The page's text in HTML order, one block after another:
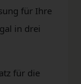
für Ihre
in drei
für die